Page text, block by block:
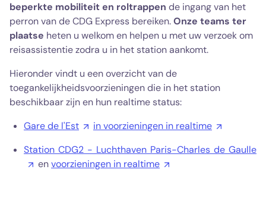
beperkte mobiliteit en roltrappen de ingang van het
perron van de CDG Express bereiken.Onze teams ter
plaatse heten u welkom en helpen u met uw verzoek om
reisassistentie zodra u in het station aankomt.
Hieronder vindt u een overzicht van de
toegankelijkheidsvoorzieningen die in het station
beschikbaar zijn en hun realtime status:
Gare de l'Est
in voorzieningen in realtime
Station CDG2 - Luchthaven Paris-Charles de Gaulle
envoorzieningen in realtime